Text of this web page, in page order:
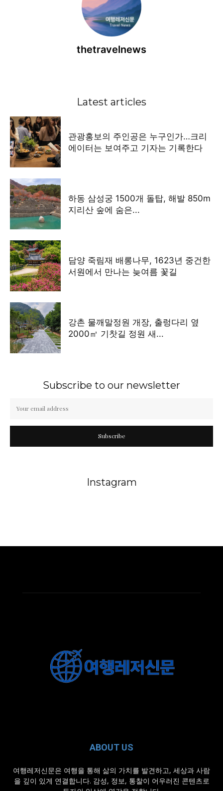
thetravelnews
Latest articles
관광홍보의 주인공은 누구인가…크리
에이터는 보여주고 기자는 기록한다
하동 삼성궁 1500개 돌탑, 해발 850m
지리산 숲에 숨은...
담양 죽림재 배롱나무, 1623년 중건한
서원에서 만나는 늦여름 꽃길
강촌 물깨말정원 개장, 출렁다리 옆
2000㎡ 기찻길 정원 새...
Subscribe to our newsletter
Subscribe
Instagram
ABOUT US
여행레저신문은 여행을 통해 삶의 가치를 발견하고, 세상과 사람
을 깊이 있게 연결합니다. 감성, 정보, 통찰이 어우러진 콘텐츠로